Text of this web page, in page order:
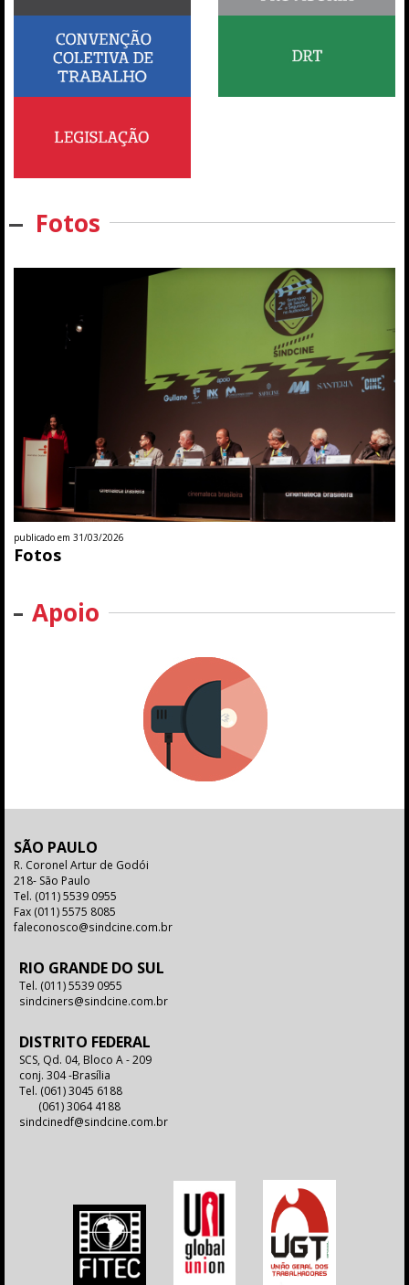
Fotos
publicado em 31/03/2026
Fotos
Apoio
SÃO PAULO
R. Coronel Artur de Godói
218- São Paulo
Tel. (011) 5539 0955
Fax (011) 5575 8085
faleconosco@sindcine.com.br
RIO GRANDE DO SUL
Tel. (011) 5539 0955
sindciners@sindcine.com.br
DISTRITO FEDERAL
SCS, Qd. 04, Bloco A - 209
conj. 304 -Brasília
Tel. (061) 3045 6188
(061) 3064 4188
sindcinedf@sindcine.com.br